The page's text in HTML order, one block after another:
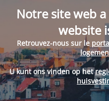
Notre site web
website
Retrouvez-nous sur le
U kunt ons vinden op het